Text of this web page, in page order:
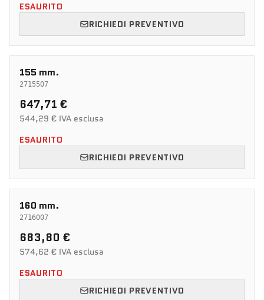
ESAURITO
RICHIEDI PREVENTIVO
155 mm.
2715507
647,71 €
544,29 € IVA esclusa
ESAURITO
RICHIEDI PREVENTIVO
160 mm.
2716007
683,80 €
574,62 € IVA esclusa
ESAURITO
RICHIEDI PREVENTIVO